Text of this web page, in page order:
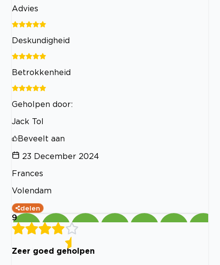
Advies
Deskundigheid
Betrokkenheid
Geholpen door:
Jack Tol
Beveelt aan
23 December 2024
Frances
Volendam
delen
9
Zeer goed geholpen